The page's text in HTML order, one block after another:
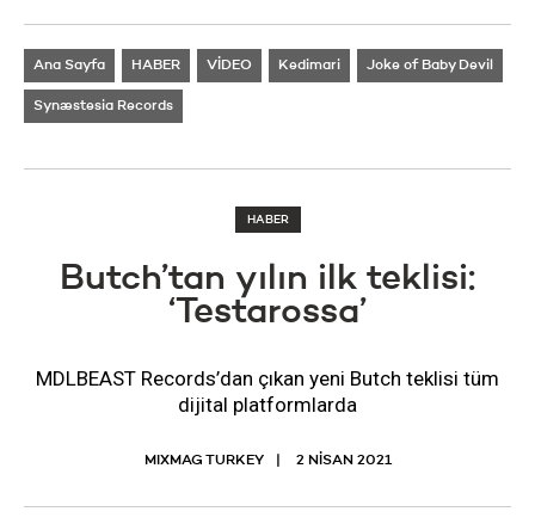
Ana Sayfa HABER VİDEO Kedimari Joke of Baby Devil
Synæstesia Records
HABER
Butch’tan yılın ilk teklisi:
‘Testarossa’
MDLBEAST Records’dan çıkan yeni Butch teklisi tüm
dijital platformlarda
MIXMAG TURKEY 2 NISAN 2021